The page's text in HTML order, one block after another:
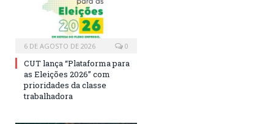
6 DE AGOSTO DE 2026 0
CUT lança “Plataforma para
as Eleições 2026” com
prioridades da classe
trabalhadora